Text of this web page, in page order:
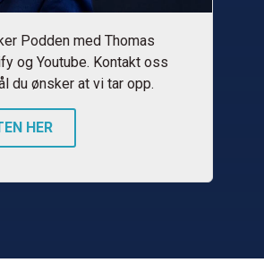
Podden med Thomas
og Youtube. Kontakt oss
du ønsker at vi tar opp.
HER